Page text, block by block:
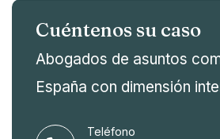
Cuéntenos su caso
Abogados de asuntos
España con dimensión
Teléfono